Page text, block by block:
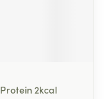
2kcal